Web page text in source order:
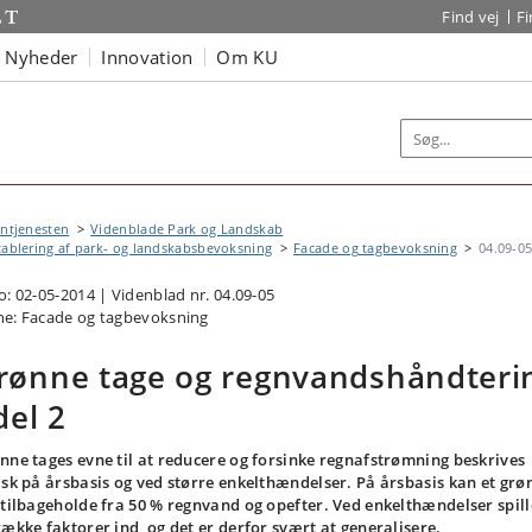
Find vej
Nyheder Innovation Om KU
Videnblade Park og Landskab
af park- og landskabsbevoksning
Facade og tagbevoksning 04.09-05
02-05-2014 | Videnblad nr. 04.09-05
Facade og tagbevoksning
tage og
2
tages evne til at reducere og forsinke regnafstrømning beskrives
på årsbasis og ved større enkelthændelser. På årsbasis kan et
fra 50 % regn­vand og opefter. Ved enkelthændelser
faktorer ind, og det er derfor svært at generalisere.